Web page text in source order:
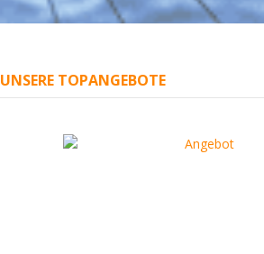
UNSERE TOPANGEBOTE